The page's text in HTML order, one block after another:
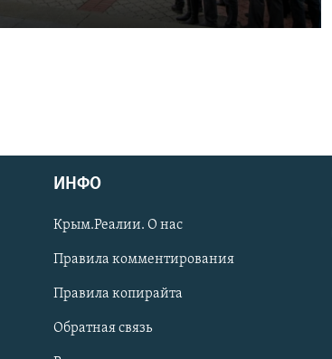
ИНФО
Крым.Реалии. О нас
Правила комментирования
Правила копирайта
Обратная связь